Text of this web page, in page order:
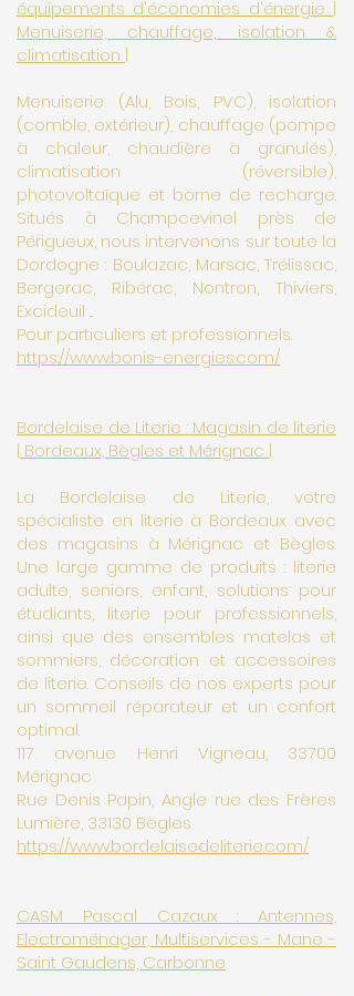
équipements d'économies d'énergie |
Menuiserie, chauffage, isolation &
climatisation |
Menuiserie (Alu, Bois, PVC), isolation
(comble, extérieur), chauffage (pompe
à chaleur, chaudière à granulés),
climatisation (réversible),
photovoltaïque et borne de recharge.
Situés à Champcevinel près de
Périgueux, nous intervenons sur toute la
Dordogne : Boulazac, Marsac, Trélissac,
Bergerac, Ribérac, Nontron, Thiviers,
Excideuil ...
Pour particuliers et professionnels.
https://www.bonis-energies.com/
Bordelaise de Literie : Magasin de literie
| Bordeaux, Bègles et Mérignac |
La Bordelaise de Literie, votre
spécialiste en literie à Bordeaux avec
des magasins à Mérignac et Bègles.
Une large gamme de produits : literie
adulte, seniors, enfant, solutions pour
étudiants, literie pour professionnels,
ainsi que des ensembles matelas et
sommiers, décoration et accessoires
de literie. Conseils de nos experts pour
un sommeil réparateur et un confort
optimal.
117 avenue Henri Vigneau, 33700
Mérignac
Rue Denis Papin, Angle rue des Frères
Lumière, 33130 Bègles
https://www.bordelaisedeliterie.com/
CASM Pascal Cazaux : Antennes,
Electroménager, Multiservices - Mane -
Saint Gaudens, Carbonne